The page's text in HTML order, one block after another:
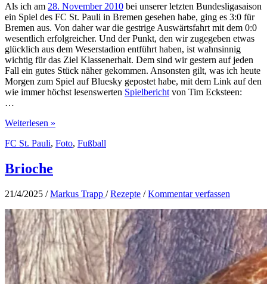
Als ich am 28. November 2010 bei unserer letzten Bundesligasaison
ein Spiel des FC St. Pauli in Bremen gesehen habe, ging es 3:0 für
Bremen aus. Von daher war die gestrige Auswärtsfahrt mit dem 0:0
wesentlich erfolgreicher. Und der Punkt, den wir zugegeben etwas
glücklich aus dem Weserstadion entführt haben, ist wahnsinnig
wichtig für das Ziel Klassenerhalt. Dem sind wir gestern auf jeden
Fall ein gutes Stück näher gekommen. Ansonsten gilt, was ich heute
Morgen zum Spiel auf Bluesky gepostet habe, mit dem Link auf den
wie immer höchst lesenswerten Spielbericht von Tim Ecksteen:
…
Bilder
Auswärtsfahrt
Bremen
Weiterlesen »
FC St. Pauli, Foto, Fußball
Brioche
21/4/2025 /Markus Trapp /Rezepte /Kommentar verfassen